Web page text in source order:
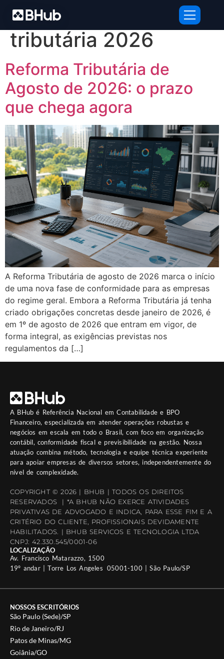
Tag:conformidade
tributária 2026
Reforma Tributária de
Agosto de 2026: o prazo
que chega agora
A Reforma Tributária de agosto de 2026 marca o início
de uma nova fase de conformidade para as empresas
do regime geral. Embora a Reforma Tributária já tenha
criado obrigações concretas desde janeiro de 2026, é
em 1º de agosto de 2026 que entram em vigor, de
forma integral, as exigências previstas nos
regulamentos da […]
A BHub é Referência Nacional em Contabilidade e BPO
Financeiro, especializada em atender operações robustas e
negócios em escala em todo o Brasil, com foco em organização
contábil, conformidade fiscal e previsibilidade na gestão. Nossa
atuação combina método, tecnologia e equipe técnica experiente
para apoiar empresas de diversos setores, independentemente do
nível de complexidade.
COPYRIGHT © 2026 | BHUB | TODOS OS DIREITOS
RESERVADOS | *A BHUB NÃO EXERCE ATIVIDADES
PRIVATIVAS DE ADVOGADO E INDICA, PARA ESSE FIM E A
CRITÉRIO DO CLIENTE, PROFISSIONAIS DEVIDAMENTE
HABILITADOS. | BHUB SERVICOS E TECNOLOGIA LTDA
CNPJ: 42.330.545/0001-06
LOCALIZAÇÃO
Av. Francisco Matarazzo, 1500
19º andar | Torre Los Angeles 05001-100 | São Paulo/SP
NOSSOS ESCRITÓRIOS
São Paulo (Sede)/SP
Rio de Janeiro/RJ
Patos de Minas/MG
Goiânia/GO